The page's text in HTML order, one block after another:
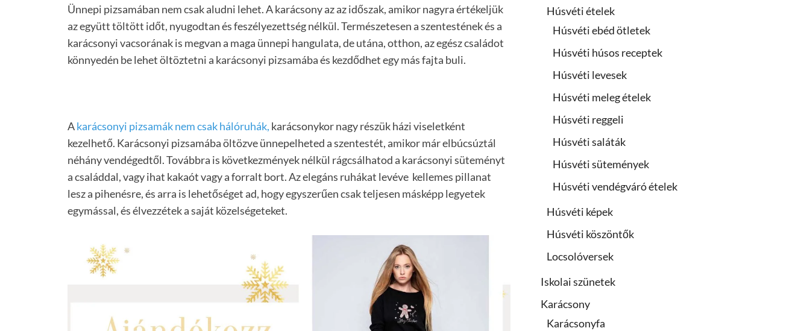
Ünnepi pizsamában nem csak aludni lehet. A karácsony az az időszak, amikor nagyra értékeljük
az együtt töltött időt, nyugodtan és feszélyezettség nélkül. Természetesen a szentestének és a
karácsonyi vacsorának is megvan a maga ünnepi hangulata, de utána, otthon, az egész családot
könnyedén be lehet öltöztetni a karácsonyi pizsamába és kezdődhet egy más fajta buli.
Akarácsonyi pizsamák nem csak hálóruhák, karácsonykor nagy részük házi viseletként
kezelhető. Karácsonyi pizsamába öltözve ünnepelheted a szentestét, amikor már elbúcsúztál
néhány vendégedtől. Továbbra is következmények nélkül rágcsálhatod a karácsonyi süteményt
a családdal, vagy ihat kakaót vagy a forralt bort. Az elegáns ruhákat levéve kellemes pillanat
lesz a pihenésre, és arra is lehetőséget ad, hogy egyszerűen csak teljesen másképp legyetek
egymással, és élvezzétek a saját közelségeteket.
Húsvéti ételek
Húsvéti ebéd ötletek
Húsvéti húsos receptek
Húsvéti levesek
Húsvéti meleg ételek
Húsvéti reggeli
Húsvéti saláták
Húsvéti sütemények
Húsvéti vendégváró ételek
Húsvéti képek
Húsvéti köszöntők
Locsolóversek
Iskolai szünetek
Karácsony
Karácsonyfa